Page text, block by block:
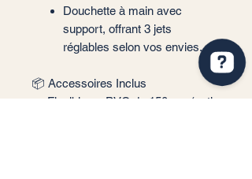
Douchette à main avec
support, offrant 3 jets
réglables selon vos envies.
📦 Accessoires Inclus
Flexible en PVC de 150 cm (anti-